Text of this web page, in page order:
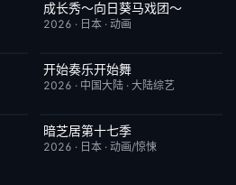
更新至第06集
成长秀～向日葵马戏团～
2026 · 日本 · 动画
更新至第3期
开始奏乐开始舞
2026 · 中国大陆 · 大陆综艺
更新至第04集
暗芝居第十七季
2026 · 日本 · 动画/惊悚